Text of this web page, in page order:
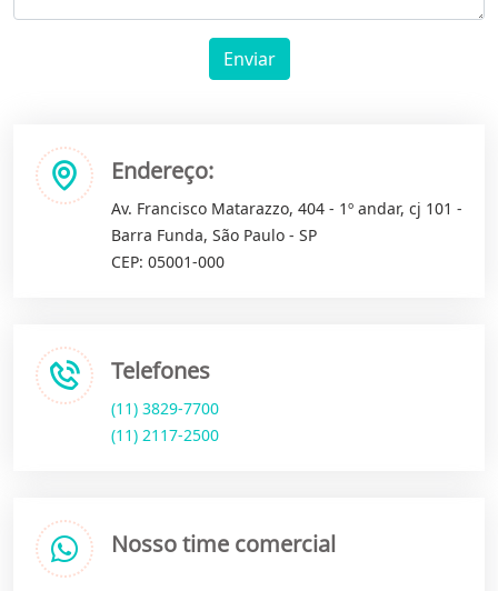
Enviar
Endereço:
Av. Francisco Matarazzo, 404 - 1º andar, cj 101 -
Barra Funda, São Paulo - SP
CEP: 05001-000
Telefones
(11) 3829-7700
(11) 2117-2500
Nosso time comercial